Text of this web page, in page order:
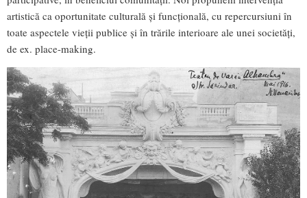
artistică ca oportunitate culturală și funcțională, cu repercursiuni în
toate aspectele vieții publice și în trările interioare ale unei societăți,
de ex. place-making.